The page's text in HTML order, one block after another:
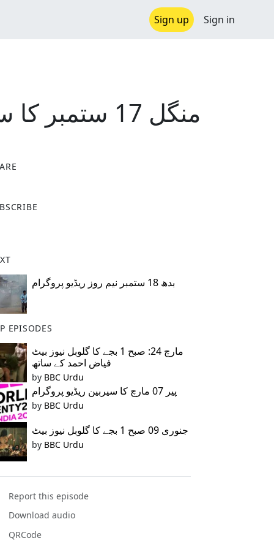
Sign up Sign in
منگل 17 ستمبر کا سیربین ریڈیو پروگرام
بدھ 18 ستمبر نیم روز ریڈیو پروگرام
EPISODES
مارچ 24: صبح 1 بجے کا گلوبل نیوز بیٹ
فیاض احمد کے ساتھ
by BBC Urdu
پیر 07 مارچ کا سیربین ریڈیو پروگرام
by BBC Urdu
جنوری 09 صبح 1 بجے کا گلوبل نیوز بیٹ
by BBC Urdu
Report this episode
Download audio
QRCode